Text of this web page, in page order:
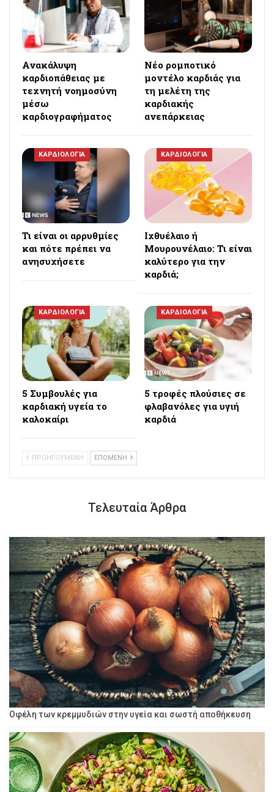
Ανακάλυψη
καρδιοπάθειας με
τεχνητή νοημοσύνη
μέσω
καρδιογραφήματος
Νέο ρομποτικό
μοντέλο καρδιάς για
τη μελέτη της
καρδιακής
ανεπάρκειας
ΚΑΡΔΙΟΛΟΓΙΑ
Τι είναι οι αρρυθμίες
και πότε πρέπει να
ανησυχήσετε
ΚΑΡΔΙΟΛΟΓΙΑ
Iχθυέλαιο ή
Μουρουνέλαιο: Τι είναι
καλύτερο για την
καρδιά;
ΚΑΡΔΙΟΛΟΓΙΑ
5 Συμβουλές για
καρδιακή υγεία το
καλοκαίρι
ΚΑΡΔΙΟΛΟΓΙΑ
5 τροφές πλούσιες σε
φλαβανόλες για υγιή
καρδιά
ΠΡΟΗΓΟΥΜΕΝΗ ΕΠΟΜΕΝΗ
Τελευταία Άρθρα
Οφέλη των κρεμμυδιών στην υγεία και σωστή αποθήκευση